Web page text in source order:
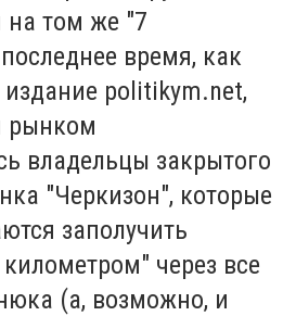
на том же "7
время, как
politikym.net,
рынком
владельцы закрытого
"Черкизон", которые
заполучить
через все
(а, возможно, и